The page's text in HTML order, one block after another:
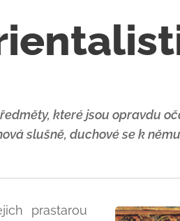
které jsou opravdu
slušně, duchové se k
prastarou